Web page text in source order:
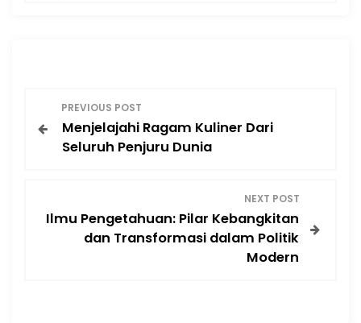
o
PREVIOUS POST
Menjelajahi Ragam Kuliner Dari
Seluruh Penjuru Dunia
NEXT POST
Ilmu Pengetahuan: Pilar Kebangkitan
dan Transformasi dalam Politik
Modern